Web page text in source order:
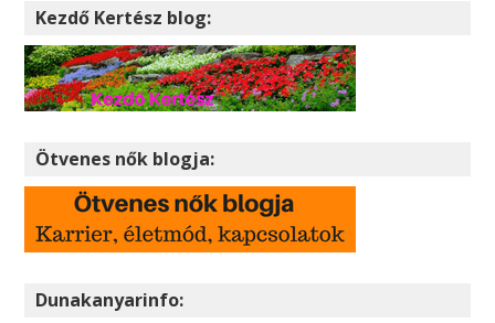
Kezdő Kertész blog:
Ötvenes nők blogja:
Dunakanyarinfo: